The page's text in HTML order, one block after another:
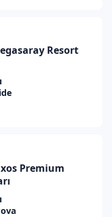
Resort
Premium